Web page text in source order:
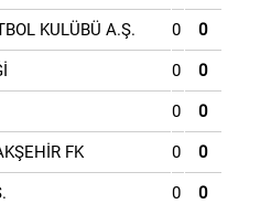
KULÜBÜ A.Ş. 0 0
0 0
0 0
FK 0 0
0 0